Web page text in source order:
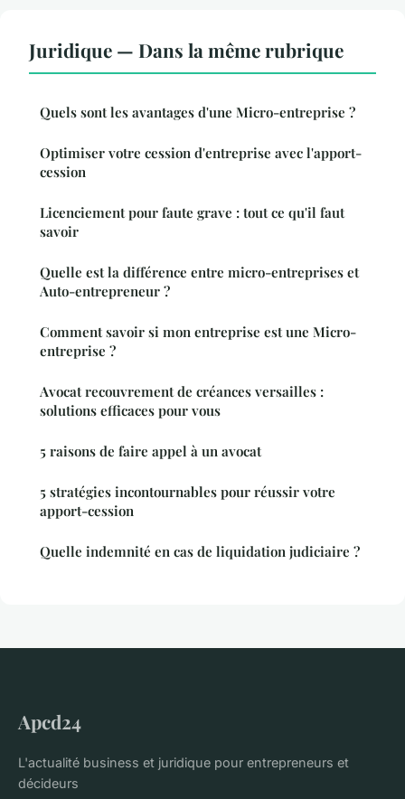
Juridique — Dans la même rubrique
Quels sont les avantages d'une Micro-entreprise ?
Optimiser votre cession d'entreprise avec l'apport-
cession
Licenciement pour faute grave : tout ce qu'il faut
savoir
Quelle est la différence entre micro-entreprises et
Auto-entrepreneur ?
Comment savoir si mon entreprise est une Micro-
entreprise ?
Avocat recouvrement de créances versailles :
solutions efficaces pour vous
5 raisons de faire appel à un avocat
5 stratégies incontournables pour réussir votre
apport-cession
Quelle indemnité en cas de liquidation judiciaire ?
Apcd24
L'actualité business et juridique pour entrepreneurs et
décideurs